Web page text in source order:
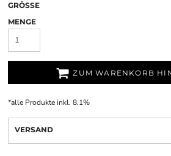
GRÖSSE
MENGE
ZUM WARENKORB
*alle Produkte inkl. 8.1%
VERSAND